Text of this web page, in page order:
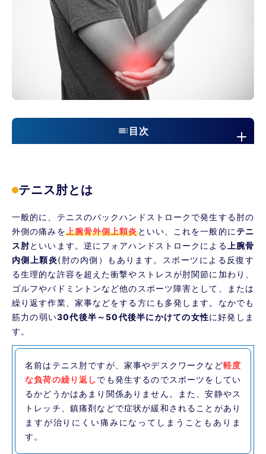
目次
症状
テニス肘のテスト法
テニス肘の予防法
当院でのテニス肘の治療法
まとめ
テニス肘とは
一般的に、テニスのバックハンドストロークで発生する肘の
外側の痛みを上腕骨外側上顆炎といい、これを一般的に テニ
ス肘といいます。逆にフォアハンドストロークによる 上腕骨
内側上顆炎(肘の内側）もあります。スポーツによる反復す
る生理的な許容を超えた衝撃やストレスが肘関節に加わり、
ゴルフやバドミントンなど他のスポーツ障害として、または
繰り返す作業、家事などをする方にも多発します。なかでも
筋力の弱い30代後半～50代後半にかけての女性に好発しま
す。
名前はテニス肘ですが、家事やデスクワークなど軽度
な負荷の繰り返しでも発生するのでスポーツをしてい
るかどうかはあまり関係ありません。また、安静やス
トレッチ、鎮痛剤などで症状が緩和されることがあり
ますが治りにくい痛みになってしまうこともありま
す。